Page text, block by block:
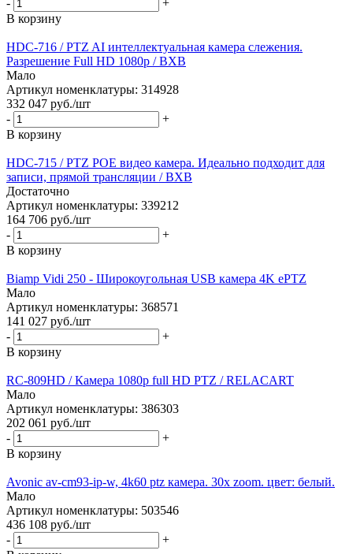
В корзину
HDC-716 / PTZ AI интеллектуальная камера слежения.
Разрешение Full HD 1080p / BXB
Мало
Артикул номенклатуры: 314928
332 047 руб./шт
-
+
В корзину
HDC-715 / PTZ POE видео камера. Идеально подходит для
записи, прямой трансляции / BXB
Достаточно
Артикул номенклатуры: 339212
164 706 руб./шт
-
+
В корзину
Biamp Vidi 250 - Широкоугольная USB камера 4K ePTZ
Мало
Артикул номенклатуры: 368571
141 027 руб./шт
-
+
В корзину
RC-809HD / Камера 1080p full HD PTZ / RELACART
Мало
Артикул номенклатуры: 386303
202 061 руб./шт
-
+
В корзину
Avonic av-cm93-ip-w, 4k60 ptz камера. 30x zoom. цвет: белый.
Мало
Артикул номенклатуры: 503546
436 108 руб./шт
-
+